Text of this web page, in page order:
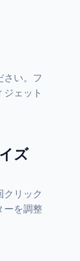
さい。フ
ェット
ズ
クリック
ーを調整